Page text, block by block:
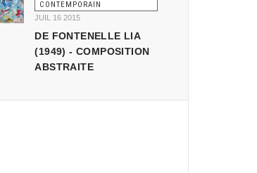
CONTEMPORAIN
JUIL 16 2015
DE FONTENELLE LIA
(1949) - COMPOSITION
ABSTRAITE